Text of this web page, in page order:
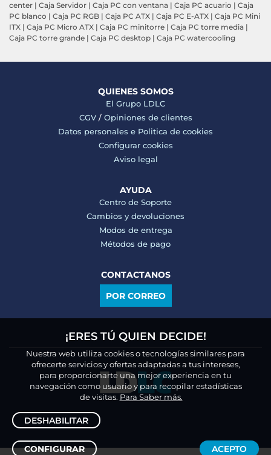
center | Caja Servidor | Caja PC con ventana | Caja PC acuario | Caja
PC blanco | Caja PC RGB | Caja PC ATX | Caja PC E-ATX | Caja PC Mini
ITX | Caja PC Micro ATX | Caja PC minitorre | Caja PC torre media |
Caja PC torre grande | Caja PC desktop | Caja PC watercooling
QUIENES SOMOS
El Grupo LDLC
CGV/ Opiniones de clientes
Datos personales e Politica de cookies
Configurar cookies
Aviso legal
AYUDA
Centro de Soporte
Cambios y devoluciones
Modos de entrega
Métodos de pago
CONTACTANOS
POR CORREO
¡ERES TÚ QUIEN DECIDE!
Nuestra web utiliza cookies o tecnologías similares para
ofrecerte servicios y ofertas adaptadas a tus intereses,
para proporcionarte una mejor experiencia en tu
navegación como usuario y para recopilar estadísticas
de visitas. Para Saber más.
DESHABILITAR
CONFIGURAR ACEPTO